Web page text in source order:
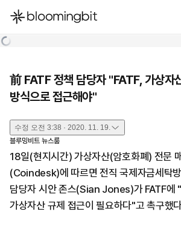
한국어
前 FATF 정책 담당자 "FATF, 가상자
방식으로 접근해야"
수정 오전 3:38 · 2020. 11. 19.
블루밍비트 뉴스룸
18일(현지시간) 가상자산(암호화폐) 전문
(Coindesk)에 따르면 전직 국제자금세탁
담당자 시안 존스(Sian Jones)가 FATF에
가상자산 규제 접근이 필요하다"고 촉구했